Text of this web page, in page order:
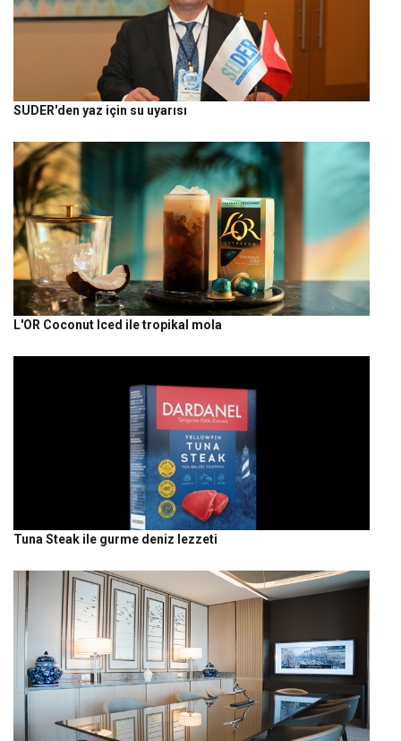
SUDER'den yaz için su uyarısı
L'OR Coconut Iced ile tropikal mola
Tuna Steak ile gurme deniz lezzeti